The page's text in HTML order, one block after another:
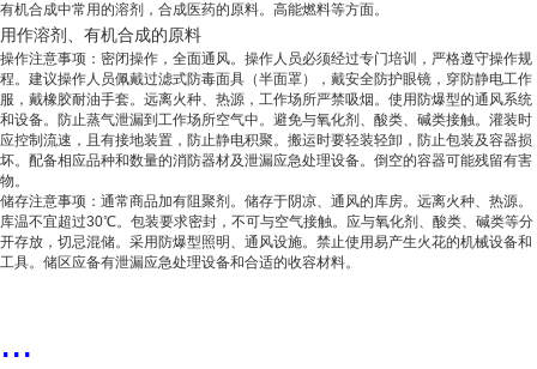
有机合成中常用的溶剂，合成医药的原料。高能燃料等方面。
用作溶剂、有机合成的原料
操作注意事项：密闭操作，全面通风。操作人员必须经过专门培训，严格遵守操作规
程。建议操作人员佩戴过滤式防毒面具（半面罩），戴安全防护眼镜，穿防静电工作
服，戴橡胶耐油手套。远离火种、热源，工作场所严禁吸烟。使用防爆型的通风系统
和设备。防止蒸气泄漏到工作场所空气中。避免与氧化剂、酸类、碱类接触。灌装时
应控制流速，且有接地装置，防止静电积聚。搬运时要轻装轻卸，防止包装及容器损
坏。配备相应品种和数量的消防器材及泄漏应急处理设备。倒空的容器可能残留有害
物。
储存注意事项：通常商品加有阻聚剂。储存于阴凉、通风的库房。远离火种、热源。
库温不宜超过30℃。包装要求密封，不可与空气接触。应与氧化剂、酸类、碱类等分
开存放，切忌混储。采用防爆型照明、通风设施。禁止使用易产生火花的机械设备和
工具。储区应备有泄漏应急处理设备和合适的收容材料。
...